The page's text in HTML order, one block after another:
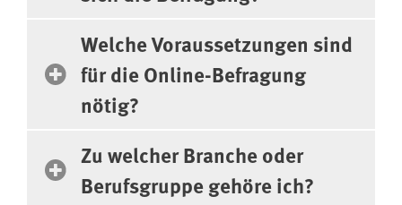
Welche Voraussetzungen sind
für die Online-Befragung
nötig?
Zu welcher Branche oder
Berufsgruppe gehöre ich?